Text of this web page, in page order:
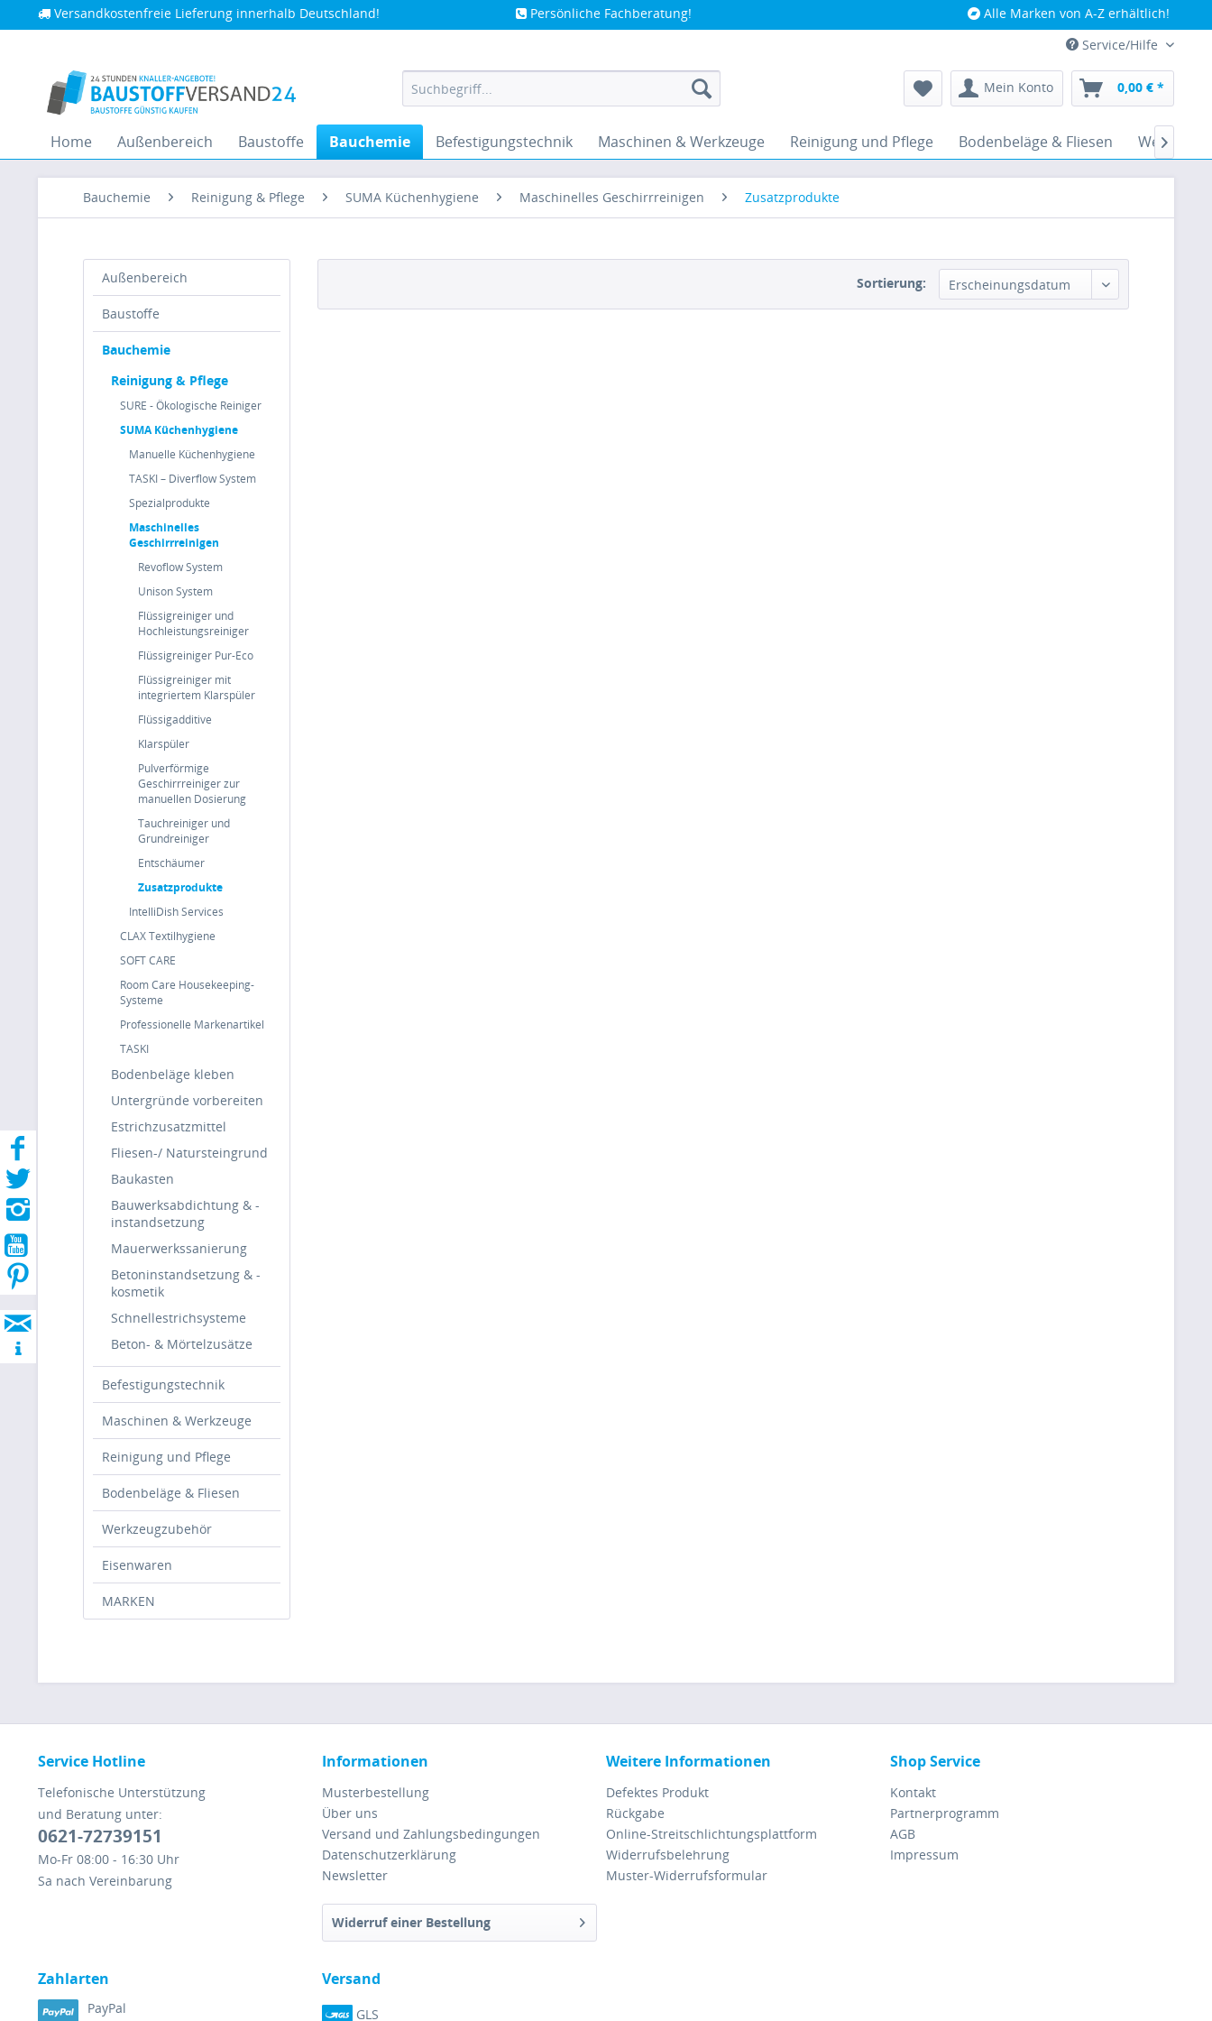
Versandkostenfreie Lieferung innerhalb Deutschland! Persönliche Fachberatung!
Alle Marken von A-Z erhältlich!
Service/Hilfe
Mein Konto 0,00 € *
Home Außenbereich Baustoffe Bauchemie Befestigungstechnik Maschinen & Werkzeuge Reinigung und Pflege Bodenbeläge & Fliesen 
Bauchemie Reinigung & Pflege SUMA Küchenhygiene Maschinelles Geschirrreinigen Zusatzprodukte
Außenbereich
Baustoffe
Bauchemie
Reinigung & Pflege
SURE - Ökologische Reiniger
SUMA Küchenhygiene
Manuelle Küchenhygiene
TASKI – Diverflow System
Spezialprodukte
Maschinelles
Geschirrreinigen
Revoflow System
Unison System
Flüssigreiniger und
Hochleistungsreiniger
Flüssigreiniger Pur-Eco
Flüssigreiniger mit
integriertem Klarspüler
Flüssigadditive
Klarspüler
Pulverförmige
Geschirrreiniger zur
manuellen Dosierung
Tauchreiniger und
Grundreiniger
Entschäumer
Zusatzprodukte
IntelliDish Services
CLAX Textilhygiene
SOFT CARE
Room Care Housekeeping-
Systeme
Professionelle Markenartikel
TASKI
Bodenbeläge kleben
Untergründe vorbereiten
Estrichzusatzmittel
Fliesen-/ Natursteingrund
Baukasten
Bauwerksabdichtung & -
instandsetzung
Mauerwerkssanierung
Betoninstandsetzung & -
kosmetik
Schnellestrichsysteme
Beton- & Mörtelzusätze
Befestigungstechnik
Maschinen & Werkzeuge
Reinigung und Pflege
Bodenbeläge & Fliesen
Werkzeugzubehör
Eisenwaren
MARKEN
Sortierung:
Service Hotline
Telefonische Unterstützung
und Beratung unter:
0621-72739151
Mo-Fr 08:00 - 16:30 Uhr
Sa nach Vereinbarung
Informationen
Musterbestellung
Über uns
Versand und Zahlungsbedingungen
Datenschutzerklärung
Newsletter
Widerruf einer Bestellung
Weitere Informationen
Defektes Produkt
Rückgabe
Online-Streitschlichtungsplattform
Widerrufsbelehrung
Muster-Widerrufsformular
Shop Service
Kontakt
Partnerprogramm
AGB
Impressum
Zahlarten
PayPal
Versand
GLS